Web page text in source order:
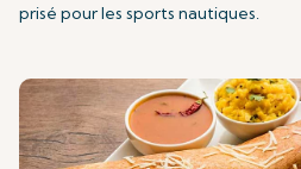
prisé pour les sports nautiques.